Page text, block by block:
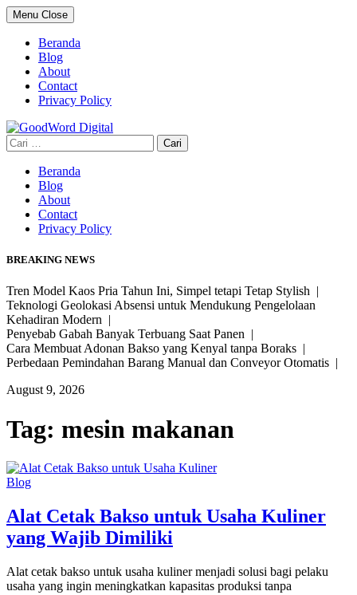
Skip
to
content
Menu Close
Beranda
Blog
About
Contact
Privacy Policy
Cari
untuk:
Beranda
Blog
About
Contact
Privacy Policy
BREAKING NEWS
Tren Model Kaos Pria Tahun Ini, Simpel tetapi Tetap Stylish |
Teknologi Geolokasi Absensi untuk Mendukung Pengelolaan
Kehadiran Modern |
Penyebab Gabah Banyak Terbuang Saat Panen |
Cara Membuat Adonan Bakso yang Kenyal tanpa Boraks |
Perbedaan Pemindahan Barang Manual dan Conveyor Otomatis |
August 9, 2026
Tag: mesin makanan
Blog
Alat Cetak Bakso untuk Usaha Kuliner
yang Wajib Dimiliki
Alat cetak bakso untuk usaha kuliner menjadi solusi bagi pelaku
usaha yang ingin meningkatkan kapasitas produksi tanpa